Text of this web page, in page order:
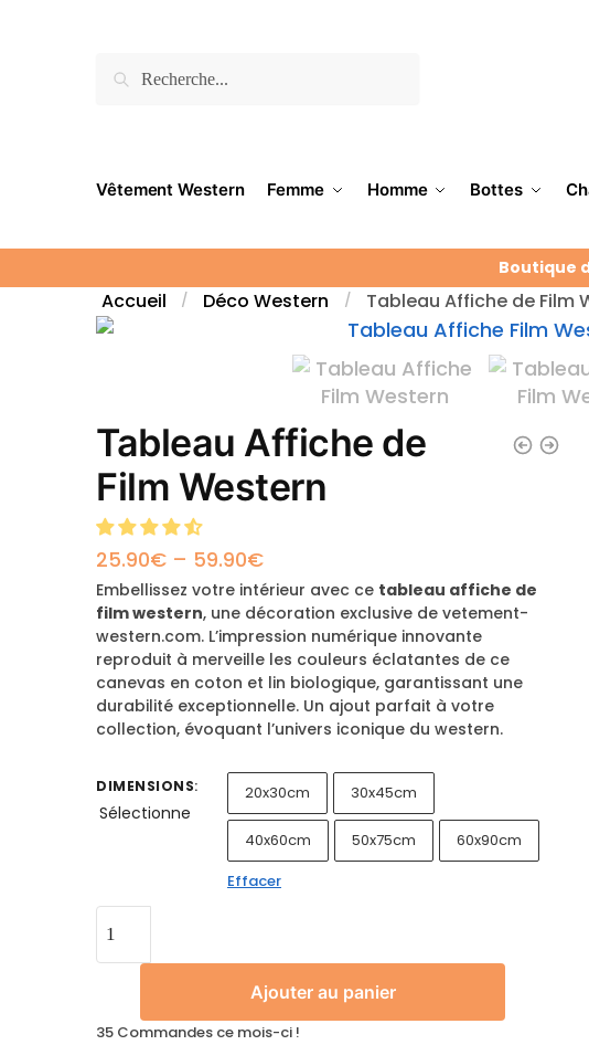
Vêtement Western Femme Homme Bottes
Boutique
Accueil / Déco Western / Tableau Affiche de Film
Tableau Affiche de
Film Western
25.90€ – 59.90€
Embellissez votre intérieur avec ce tableau affiche de
film western, une décoration exclusive de vetement-
western.com. L’impression numérique innovante
reproduit à merveille les couleurs éclatantes de ce
canevas en coton et lin biologique, garantissant une
durabilité exceptionnelle. Un ajout parfait à votre
collection, évoquant l’univers iconique du western.
DIMENSIONS:
Sélectionne
20x30cm 30x45cm
40x60cm 50x75cm
60x90cm
Effacer
Ajouter au panier
35 Commandes ce mois-ci !